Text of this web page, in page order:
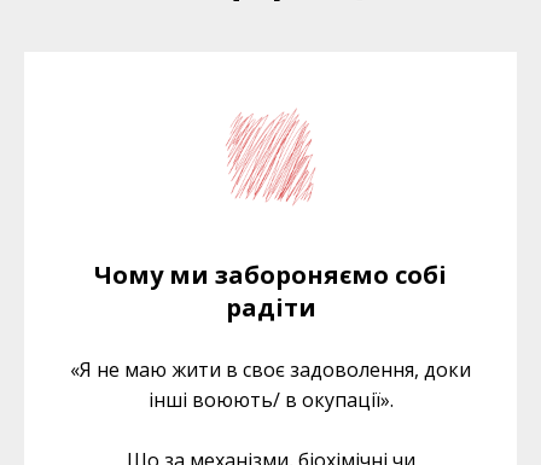
Чому ми забороняємо собі
радіти
«Я не маю жити в своє задоволення, доки
інші воюють/ в окупації».